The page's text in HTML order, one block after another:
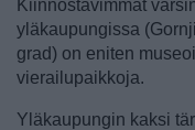
Kiinnostavimmat
yläkaupungissa
grad) on eniten
vierailupaikkoja.
Yläkaupungin kaksi